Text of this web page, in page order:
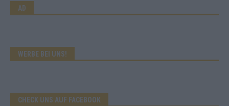
AD
WERBE BEI UNS!
CHECK UNS AUF FACEBOOK